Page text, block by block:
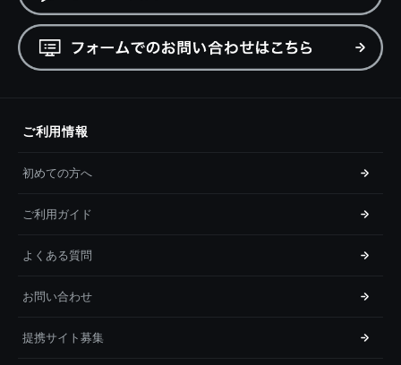
ご利用情報
初めての方へ
ご利用ガイド
よくある質問
お問い合わせ
提携サイト募集